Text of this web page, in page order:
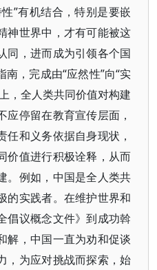
”有机结合，特别是要嵌
神世界中，才有可能被这
同，进而成为引领各个国
，完成由“应然性”向“实
，全人类共同价值对构建
应停留在教育宣传层面，
和义务依据自身现状，
价值进行积极诠释，从而
。例如，中国是全人类共
的实践者。在维护世界和
倡议概念文件》到成功斡
解，中国一直为劝和促谈
，为应对挑战而探索，始